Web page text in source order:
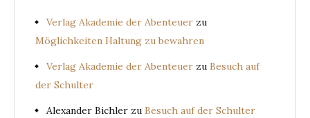
Verlag Akademie der Abenteuer zu
Möglichkeiten Haltung zu bewahren
Verlag Akademie der Abenteuer zu Besuch auf
der Schulter
Alexander Bichler zu Besuch auf der Schulter